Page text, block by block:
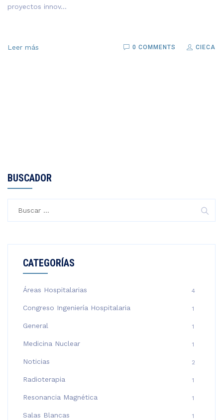
proyectos innov...
Leer más 0 COMMENTS CIECA
BUSCADOR
CATEGORÍAS
Áreas Hospitalarias 4
Congreso Ingeniería Hospitalaria 1
General 1
Medicina Nuclear 1
Noticias 2
Radioterapia 1
Resonancia Magnética 1
Salas Blancas 1